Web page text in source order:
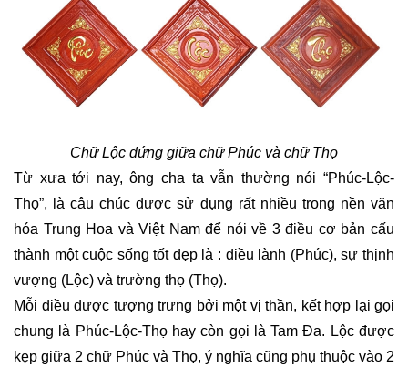
Chữ Lộc đứng giữa chữ Phúc và chữ Thọ
Từ xưa tới nay, ông cha ta vẫn thường nói “Phúc-Lộc-
Thọ”, là câu chúc được sử dụng rất nhiều trong nền văn
hóa Trung Hoa và Việt Nam để nói về 3 điều cơ bản cấu
thành một cuộc sống tốt đẹp là : điều lành (Phúc), sự thịnh
vượng (Lộc) và trường thọ (Thọ).
Mỗi điều được tượng trưng bởi một vị thần, kết hợp lại gọi
chung là Phúc-Lộc-Thọ hay còn gọi là Tam Đa. Lộc được
kẹp giữa 2 chữ Phúc và Thọ, ý nghĩa cũng phụ thuộc vào 2